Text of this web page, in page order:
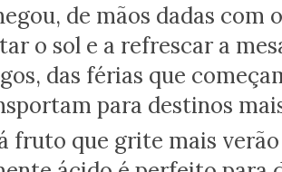
de mãos dadas com
o sol e a refrescar a
das férias que
para destinos
fruto que grite mais